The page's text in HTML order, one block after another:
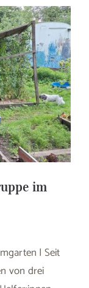
im
| Seit
von drei